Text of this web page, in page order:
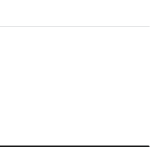
Black
White-Ultra Red